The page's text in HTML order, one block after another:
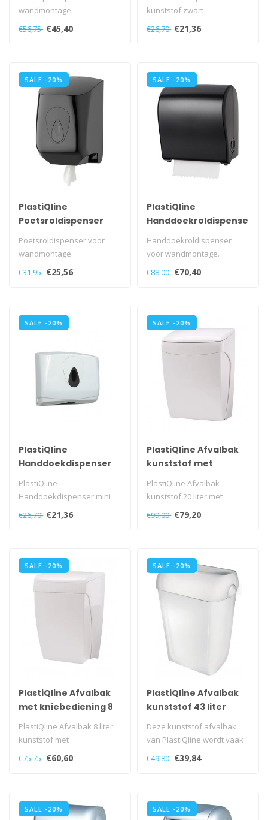
wandmontage.
Met slot en witte PQ sleutel.
Met sluitcl..
€56,75 €45,40
kunststof zwart
€26,70 €21,36
SALE -20%
PlastiQline
Poetsroldispenser
Poetsroldispenser voor
wandmontage.
Met slot en PQ sleutel.
Met V voor afscheu..
€31,95 €25,56
SALE -20%
PlastiQline
Handdoekroldispenser
Handdoekroldispenser
voor wandmontage.
De papieren handdoek
wordt bij een lengt..
€88,00 €70,40
SALE -20%
PlastiQline
Handdoekdispenser
mini kunststof
PlastiQline
Handdoekdispenser mini
kunststof, PQMiniH
€26,70 €21,36
SALE -20%
PlastiQline Afvalbak
kunststof met
kniebediening 20 liter
PlastiQline Afvalbak
kunststof 20 liter met
kniebediening, PQKBL..
€99,00 €79,20
SALE -20%
PlastiQline Afvalbak
met kniebediening 8
PlastiQline Afvalbak 8 liter
kunststof met
€75,75 €60,60
SALE -20%
PlastiQline Afvalbak
kunststof 43 liter
Deze kunststof afvalbak
van PlastiQline wordt vaak
€49,80 €39,84
SALE -20% SALE -20%